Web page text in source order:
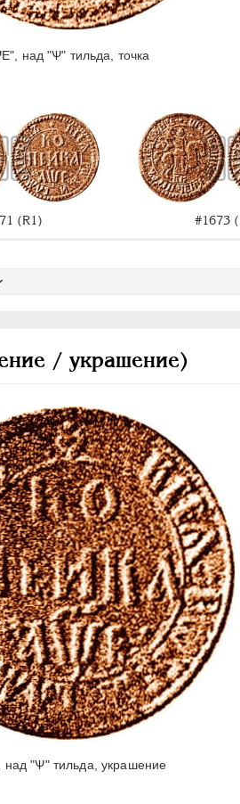
над "Ѱ" тильда, точка
(R1) #1673
/ украшение)
"Ѱ" тильда, украшение